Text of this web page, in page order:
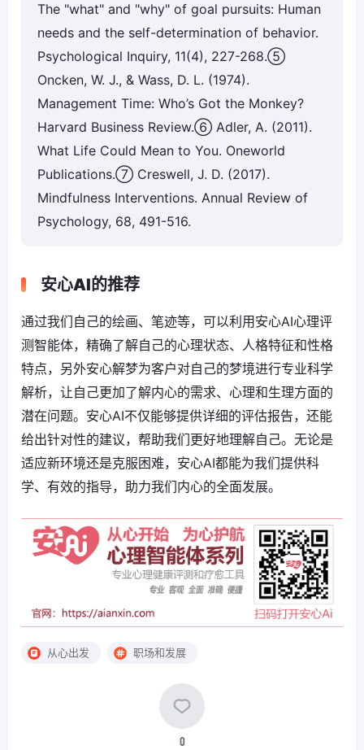
The "what" and "why" of goal pursuits: Human
needs and the self-determination of behavior.
Psychological Inquiry, 11(4), 227-268.⑤
Oncken, W. J., & Wass, D. L. (1974).
Management Time: Who’s Got the Monkey?
Harvard Business Review.⑥ Adler, A. (2011).
What Life Could Mean to You. Oneworld
Publications.⑦ Creswell, J. D. (2017).
Mindfulness Interventions. Annual Review of
Psychology, 68, 491-516.
安心AI的推荐
通过我们自己的绘画、笔迹等，可以利用安心AI心理评
测智能体，精确了解自己的心理状态、人格特征和性格
特点，另外安心解梦为客户对自己的梦境进行专业科学
解析，让自己更加了解内心的需求、心理和生理方面的
潜在问题。安心AI不仅能够提供详细的评估报告，还能
给出针对性的建议，帮助我们更好地理解自己。无论是
适应新环境还是克服困难，安心AI都能为我们提供科
学、有效的指导，助力我们内心的全面发展。
从心出发 职场和发展
0